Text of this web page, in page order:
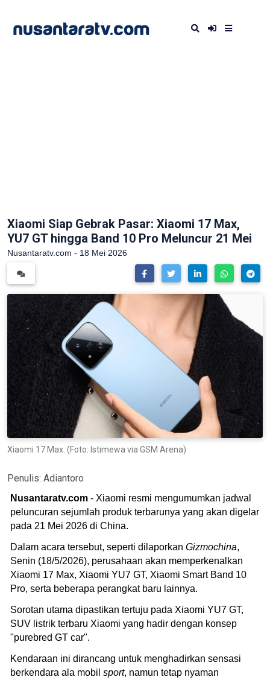
Xiaomi Siap Gebrak Pasar: Xiaomi 17 Max,
YU7 GT hingga Band 10 Pro Meluncur 21 Mei
Nusantaratv.com - 18 Mei 2026
Xiaomi 17 Max. (Foto: Istimewa via GSM Arena)
Penulis: Adiantoro
Nusantaratv.com - Xiaomi resmi mengumumkan jadwal
peluncuran sejumlah produk terbarunya yang akan digelar
pada 21 Mei 2026 di China.
Dalam acara tersebut, seperti dilaporkan Gizmochina,
Senin (18/5/2026), perusahaan akan memperkenalkan
Xiaomi 17 Max, Xiaomi YU7 GT, Xiaomi Smart Band 10
Pro, serta beberapa perangkat baru lainnya.
Sorotan utama dipastikan tertuju pada Xiaomi YU7 GT,
SUV listrik terbaru Xiaomi yang hadir dengan konsep
"purebred GT car".
Kendaraan ini dirancang untuk menghadirkan sensasi
berkendara ala mobil sport, namun tetap nyaman